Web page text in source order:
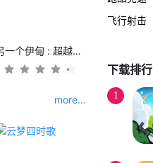
另一个伊甸 : 超越时空的猫
more...
飞行射击
下载排行
1